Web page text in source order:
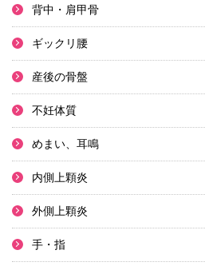
背中・肩甲骨
ギックリ腰
産後の骨盤
不妊体質
めまい、耳鳴
内側上顆炎
外側上顆炎
手・指